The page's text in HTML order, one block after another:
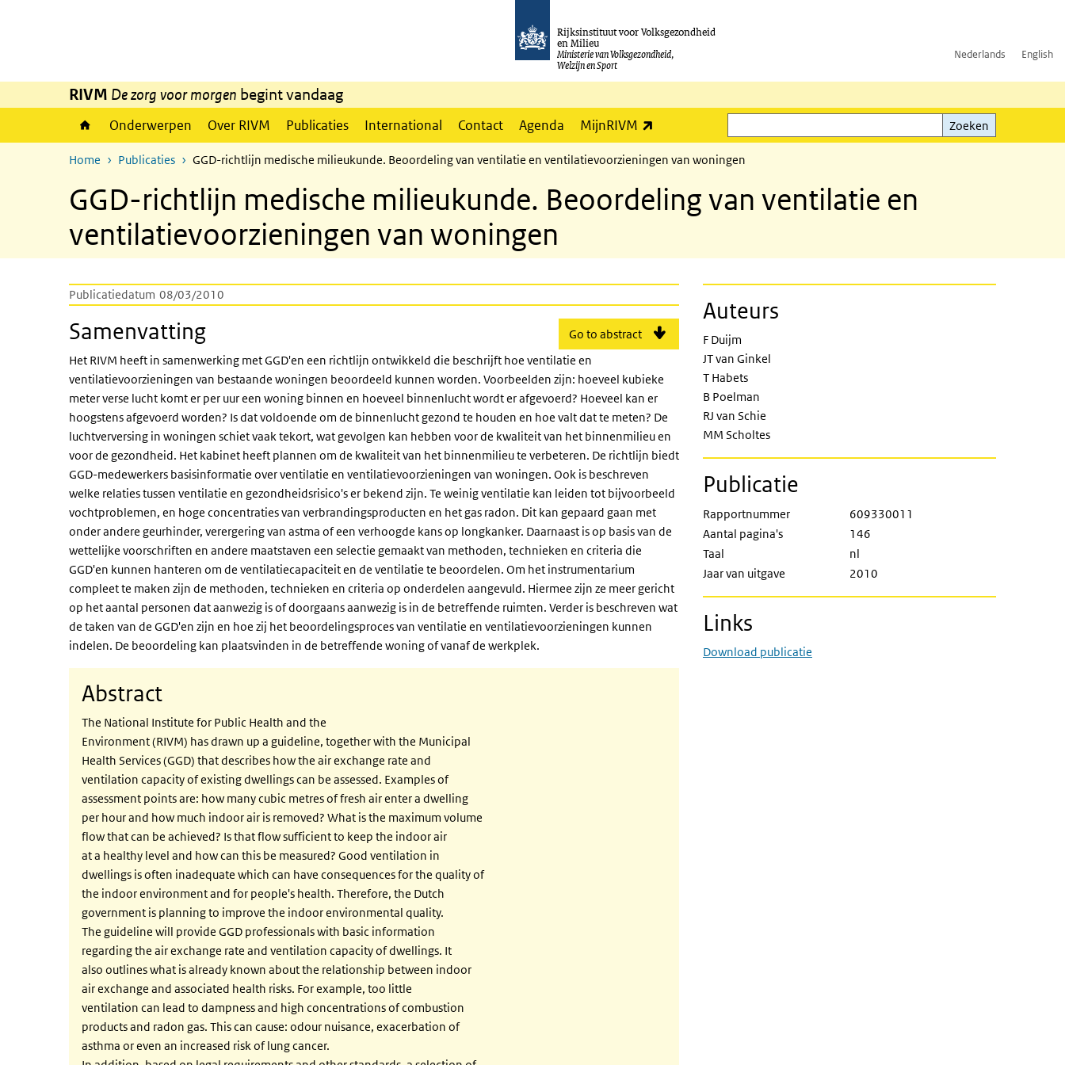
Rijksinstituut voor Volksgezondheid
en Milieu
Ministerie van Volksgezondheid,
Welzijn en Sport
Nederlands English
RIVM De zorg voor morgen begint vandaag
Onderwerpen Over RIVM Publicaties International Contact Agenda MijnRIVM
Zoeken
Zoeken
Home Publicaties GGD-richtlijn medische milieukunde. Beoordeling van ventilatie en ventilatievoorzieningen van woningen
GGD-richtlijn medische milieukunde. Beoordeling van ventilatie en
ventilatievoorzieningen van woningen
Publicatiedatum 08/03/2010
Go to abstract
Samenvatting
Het RIVM heeft in samenwerking met GGD'en een richtlijn ontwikkeld die beschrijft hoe ventilatie en
ventilatievoorzieningen van bestaande woningen beoordeeld kunnen worden. Voorbeelden zijn: hoeveel kubieke
meter verse lucht komt er per uur een woning binnen en hoeveel binnenlucht wordt er afgevoerd? Hoeveel kan er
hoogstens afgevoerd worden? Is dat voldoende om de binnenlucht gezond te houden en hoe valt dat te meten? De
luchtverversing in woningen schiet vaak tekort, wat gevolgen kan hebben voor de kwaliteit van het binnenmilieu en
voor de gezondheid. Het kabinet heeft plannen om de kwaliteit van het binnenmilieu te verbeteren. De richtlijn biedt
GGD-medewerkers basisinformatie over ventilatie en ventilatievoorzieningen van woningen. Ook is beschreven
welke relaties tussen ventilatie en gezondheidsrisico's er bekend zijn. Te weinig ventilatie kan leiden tot bijvoorbeeld
vochtproblemen, en hoge concentraties van verbrandingsproducten en het gas radon. Dit kan gepaard gaan met
onder andere geurhinder, verergering van astma of een verhoogde kans op longkanker. Daarnaast is op basis van de
wettelijke voorschriften en andere maatstaven een selectie gemaakt van methoden, technieken en criteria die
GGD'en kunnen hanteren om de ventilatiecapaciteit en de ventilatie te beoordelen. Om het instrumentarium
compleet te maken zijn de methoden, technieken en criteria op onderdelen aangevuld. Hiermee zijn ze meer gericht
op het aantal personen dat aanwezig is of doorgaans aanwezig is in de betreffende ruimten. Verder is beschreven wat
de taken van de GGD'en zijn en hoe zij het beoordelingsproces van ventilatie en ventilatievoorzieningen kunnen
indelen. De beoordeling kan plaatsvinden in de betreffende woning of vanaf de werkplek.
Abstract
The National Institute for Public Health and the
Environment (RIVM) has drawn up a guideline, together with the Municipal
Health Services (GGD) that describes how the air exchange rate and
ventilation capacity of existing dwellings can be assessed. Examples of
assessment points are: how many cubic metres of fresh air enter a dwelling
per hour and how much indoor air is removed? What is the maximum volume
flow that can be achieved? Is that flow sufficient to keep the indoor air
at a healthy level and how can this be measured? Good ventilation in
dwellings is often inadequate which can have consequences for the quality of
the indoor environment and for people's health. Therefore, the Dutch
government is planning to improve the indoor environmental quality.
The guideline will provide GGD professionals with basic information
regarding the air exchange rate and ventilation capacity of dwellings. It
also outlines what is already known about the relationship between indoor
air exchange and associated health risks. For example, too little
ventilation can lead to dampness and high concentrations of combustion
products and radon gas. This can cause: odour nuisance, exacerbation of
asthma or even an increased risk of lung cancer.
Auteurs
F Duijm
JT van Ginkel
T Habets
B Poelman
RJ van Schie
MM Scholtes
Publicatie
Rapportnummer
609330011
Aantal pagina's
146
Taal
nl
Jaar van uitgave
2010
Links
Download publicatie